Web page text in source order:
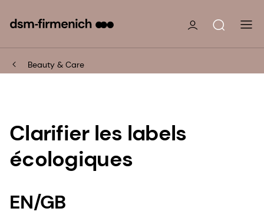
Beauty & Care
Clarifier les labels
écologiques
EN/GB